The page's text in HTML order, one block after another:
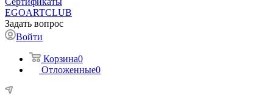
EGOARTCLUB
Задать вопрос
Войти
Корзина0
Отложенные0